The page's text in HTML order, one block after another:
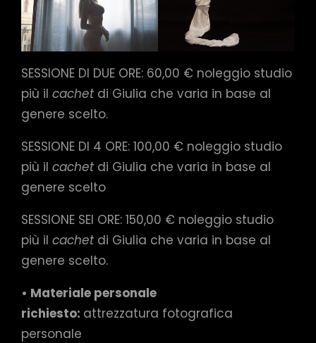
SESSIONE DI DUE ORE: 60,00 € noleggio studio
più il cachetdi Giulia che varia in base al
genere scelto.
SESSIONE DI 4 ORE: 100,00 € noleggio studio
più il cachetdi Giulia che varia in base al
genere scelto
SESSIONE SEI ORE: 150,00 € noleggio studio
più il cachetdi Giulia che varia in base al
genere scelto.
• Materiale personale
richiesto: attrezzatura fotografica
personale